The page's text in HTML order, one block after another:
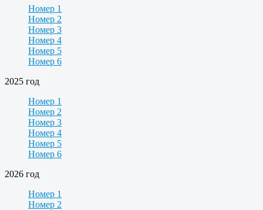
Номер 1
Номер 2
Номер 3
Номер 4
Номер 5
Номер 6
2025 год
Номер 1
Номер 2
Номер 3
Номер 4
Номер 5
Номер 6
2026 год
Номер 1
Номер 2